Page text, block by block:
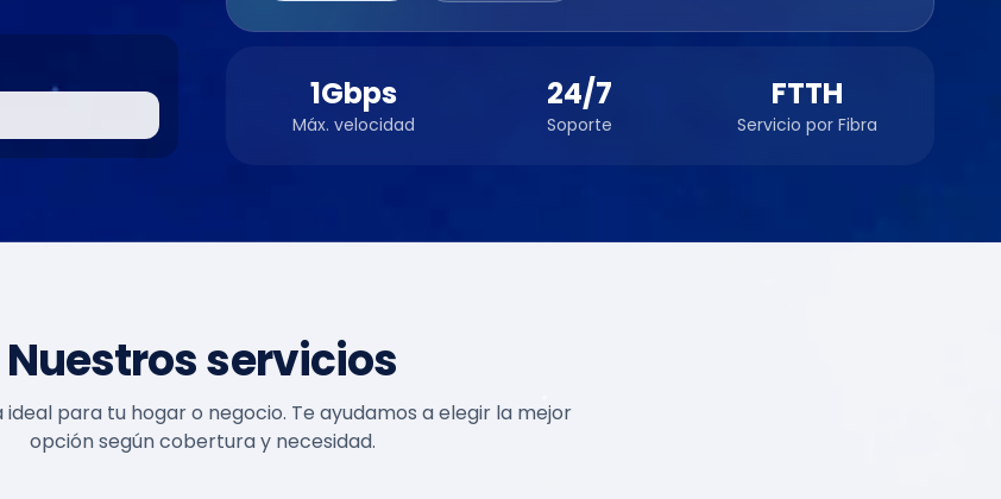
1Gbps
Máx. velocidad
24/7
Soporte
FTTH
Servicio por Fibra
Nuestros servicios
ideal para tu hogar o negocio. Te ayudamos a elegir la mejor
opción según cobertura y necesidad.